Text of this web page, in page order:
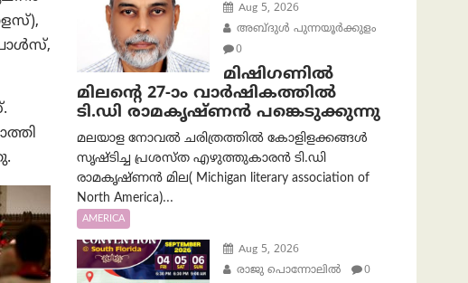
Aug 5, 2026
അബ്ദുൾ പുന്നയൂർക്കുളം
0
മിഷിഗണിൽ
മിലന്റെ 27-ാം വാർഷികത്തിൽ
ടി.ഡി രാമകൃഷ്ണൻ പങ്കെടുക്കുന്നു
മലയാള നോവൽ ചരിത്രത്തിൽ കോളിളക്കങ്ങൾ
സൃഷ്ടിച്ച പ്രശസ്‌ത എഴുത്തുകാരൻ ടി.ഡി
രാമകൃഷ്ണൻ മില( Michigan literary association of
North America)...
AMERICA
Aug 5, 2026
രാജു പൊന്നോലിൽ
0